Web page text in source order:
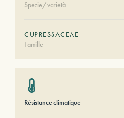
Specie/varietà
CUPRESSACEAE
Famille
Résistance climatique